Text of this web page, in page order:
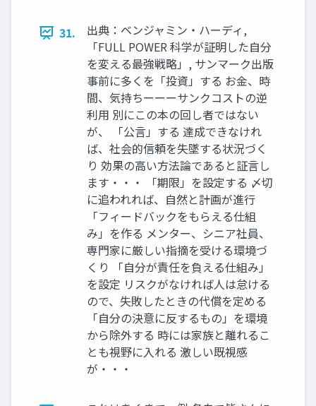
31.
出典：ベンジャミン・ハーディ,
「FULL POWER 科学が証明した自分
を変える最強戦略」, サンマーク出版
事前に多くを「投資」する お金、時
間、気持ちーーーサンクコストの逆
利用 別にこの本の回し者ではない
が、 「公言」する 達成できなけれ
ば、社会的信頼を失墜する状況づく
り 効果の高い方法論であると証言し
ます・・・ 「期限」を設定する 〆切
に追われれば、自然と計画が進行
「フィードバックをもらえる仕組
み」を作る メンター、シニア社員、
専門家に厳しい指摘を受ける環境づ
くり 「自分が責任を負える仕組み」
を設定 リスクがなければ人は怠ける
ので、失敗したときの代償を定める
「自分の決意に反するもの」を環境
から除外する 時には家族と離れるこ
とも視野に入れる 激しい既視感
が・・・